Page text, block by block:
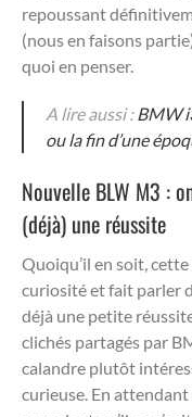
repoussant
(nous en faisons
quoi en penser.
A lire aussi :BMW
ou la fin d’une
Nouvelle BLW M3 :
(déjà) une réussite
Quoiqu’il en soit,
curiosité et fait parler
déjà une petite
clichés partagés par
calandre plutôt
curieuse. En